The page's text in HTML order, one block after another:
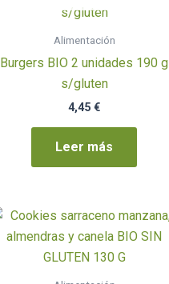
Alimentación
Burgers BIO 2 unidades 190 g
s/gluten
4,45 €
Leer más